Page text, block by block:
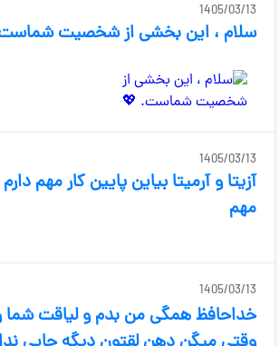
1405/03/13
سلام ، این بخشی از شخصیت
1405/03/13
آزیتا و آرمیتا بیاین پایین کار مهم
مهم
1405/03/13
خداحافظ همگی من بدم و لیاقت شما را